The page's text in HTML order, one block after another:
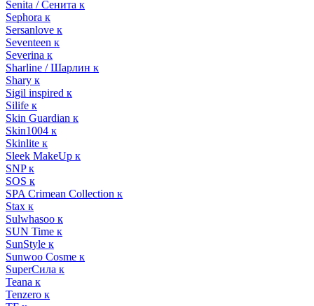
Senita / Сенита к
Sephora к
Sersanlove к
Seventeen к
Severina к
Sharline / Шарлин к
Shary к
Sigil inspired к
Silife к
Skin Guardian к
Skin1004 к
Skinlite к
Sleek MakeUp к
SNP к
SOS к
SPA Crimean Collection к
Stax к
Sulwhasoo к
SUN Time к
SunStyle к
Sunwoo Cosme к
SuperСила к
Teana к
Tenzero к